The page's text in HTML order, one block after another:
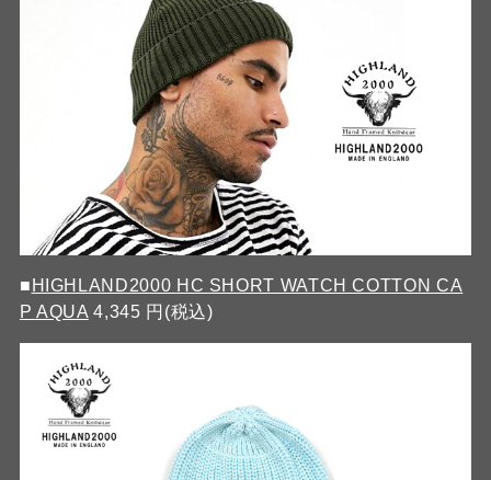
■ HIGHLAND2000 HC SHORT WATCH COTTON CA
P AQUA 4,345 円(税込)